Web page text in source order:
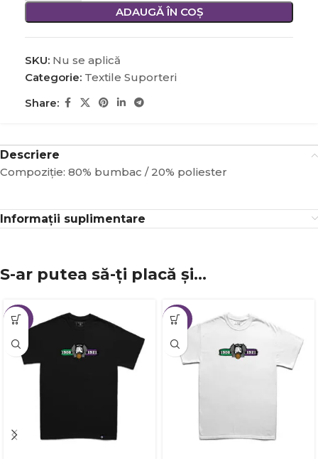
ADAUGĂ ÎN COȘ
SKU: Nu se aplică
Categorie: Textile Suporteri
Share:
Descriere
Compoziţie: 80% bumbac / 20% poliester
Informații suplimentare
S-ar putea să-ți placă și…
-29% -29%